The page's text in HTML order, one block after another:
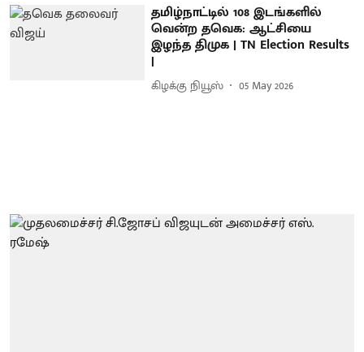
தமிழ்நாட்டில் 108 இடங்களில்
வென்ற தவெக: ஆட்சியை
இழந்த திமுக | TN Election Results
|
கிழக்கு நியூஸ் 05 May 2026